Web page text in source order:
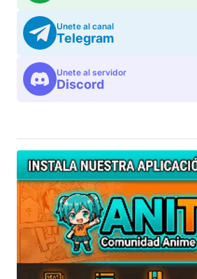
Unete al canal
Telegram
Unete al servidor
Discord